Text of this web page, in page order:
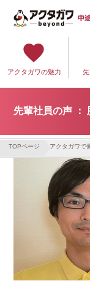
favorite
アクタガワの魅力
先輩社員の声
TOPページ アクタガワで